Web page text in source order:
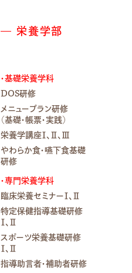
栄養学部
・基礎栄養学科
DOS研修
メニュープラン研修
（基礎・帳票・実践）
栄養学講座Ⅰ、Ⅱ、Ⅲ
やわらか食・嚥下食基礎
研修
・専門栄養学科
臨床栄養セミナーⅠ、Ⅱ
特定保健指導基礎研修
Ⅰ、Ⅱ
スポーツ栄養基礎研修
Ⅰ、Ⅱ
指導助言者・補助者研修